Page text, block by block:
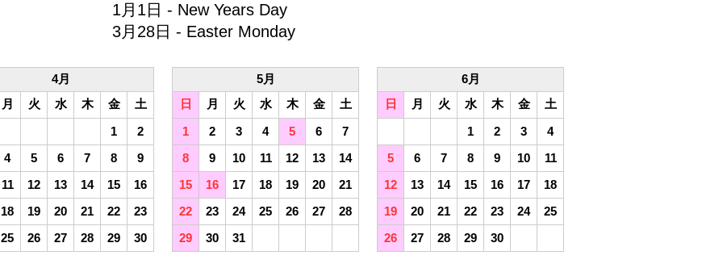
1月1日 - New Years Day
3月28日 - Easter Monday
4月
月 火 水 木 金
土
1
2
4 5 6 7 8
9
11 12 13 14 15
16
18 19 20 21 22
23
25 26 27 28 29 30
5月
日
月 火 水 木 金
土
1
2 3 4 5 6
7
8
9 10 11 12 13
14
15
16 17 18 19 20
21
22
23 24 25 26 27
28
29
30 31
6月
日
月 火 水 木 金
土
1
2 3
4
5
6 7 8 9 10
11
12
13 14 15 16 17
18
19
20 21 22 23 24
25
26
27 28 29 30